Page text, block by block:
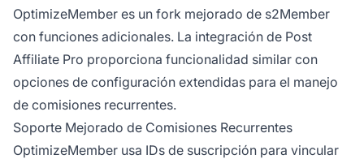
OptimizeMember es un fork mejorado de s2Member
con funciones adicionales. La integración de Post
Affiliate Pro proporciona funcionalidad similar con
opciones de configuración extendidas para el manejo
de comisiones recurrentes.
Soporte Mejorado de Comisiones Recurrentes
OptimizeMember usa IDs de suscripción para vincular